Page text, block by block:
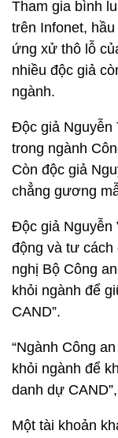
Tham gia bình
trên Infonet,
ứng xử thô lỗ
nhiều độc giả
ngành.
Độc giả Nguyễn
trong ngành
Còn độc giả
chẳng gương
Độc giả Nguyễn
động và tư cách
nghị Bộ Công
khỏi ngành để
CAND”.
“Ngành Công
khỏi ngành để
danh dự
Một tài khoản